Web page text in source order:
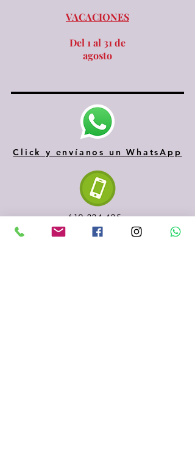
VACACIONES
Del 1 al 31 de
agosto
Click y envíanos un WhatsApp
610 334 435
935 153 687